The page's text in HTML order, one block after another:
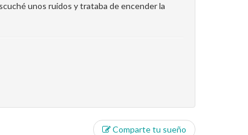
unos ruidos y trataba de encender la
Comparte tu sueño